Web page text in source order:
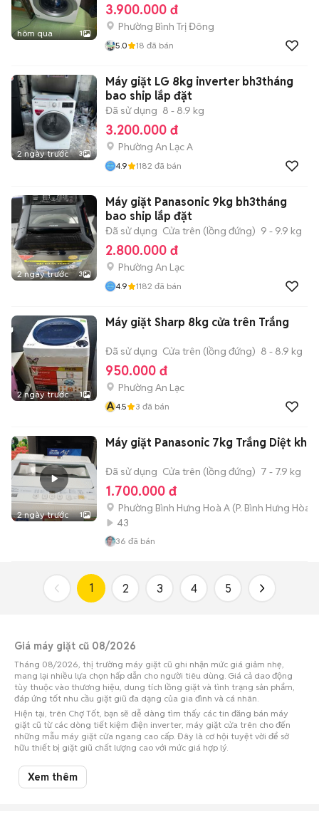
hôm qua 1
3.900.000 đ
Phường Bình Trị Đông
5.0 18 đã bán
2 ngày trước 3
Máy giặt LG 8kg inverter bh3tháng
bao ship lắp đặt
Đã sử dụng 8 - 8.9 kg
3.200.000 đ
Phường An Lạc A
4.9 1182 đã bán
2 ngày trước 3
Máy giặt Panasonic 9kg bh3tháng
bao ship lắp đặt
Đã sử dụng Cửa trên (lồng đứng) 9 - 9.9 kg
2.800.000 đ
Phường An Lạc
4.9 1182 đã bán
2 ngày trước 1
Máy giặt Sharp 8kg cửa trên Trắng
Đã sử dụng Cửa trên (lồng đứng) 8 - 8.9 kg
950.000 đ
Phường An Lạc
A4.5 3 đã bán
2 ngày trước 1
Máy giặt Panasonic 7kg Trắng Diệt
Đã sử dụng Cửa trên (lồng đứng) 7 - 7.9 kg
1.700.000 đ
Phường Bình Hưng Hoà A (P. Bình Hưng Hòa
43
36 đã bán
1 2 3 4 5
Giá máy giặt cũ 08/2026
Tháng 08/2026, thị trường máy giặt cũ ghi nhận mức giá giảm nhẹ,
mang lại nhiều lựa chọn hấp dẫn cho người tiêu dùng. Giá cả dao động
tùy thuộc vào thương hiệu, dung tích lồng giặt và tình trạng sản phẩm,
đáp ứng tốt nhu cầu giặt giũ đa dạng của gia đình và cá nhân.
Hiện tại, trên Chợ Tốt, bạn sẽ dễ dàng tìm thấy các tin đăng bán máy
giặt cũ từ các dòng tiết kiệm điện inverter, máy giặt cửa trên cho đến
những mẫu máy giặt cửa ngang cao cấp. Đây là cơ hội tuyệt vời để sở
hữu thiết bị giặt giũ chất lượng cao với mức giá hợp lý.
sản phẩm mới nhất trên thị trường máy giặt cũ.
Chợ Tốt - Nơi mua bán máy giặt cũ giá rẻ nhất!
Xem thêm